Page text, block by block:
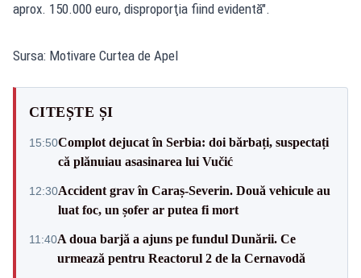
aprox. 150.000 euro, disproporţia fiind evidentă".
Sursa: Motivare Curtea de Apel
CITEȘTE ȘI
15:50Complot dejucat în Serbia: doi bărbați, suspectați
că plănuiau asasinarea lui Vučić
12:30Accident grav în Caraș-Severin. Două vehicule au
luat foc, un șofer ar putea fi mort
11:40A doua barjă a ajuns pe fundul Dunării. Ce
urmează pentru Reactorul 2 de la Cernavodă